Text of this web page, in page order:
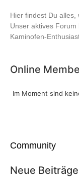
Hier findest Du alles,
Unser aktives
Kaminofen-
Online
Im Moment sind
Community
Neue Beiträge